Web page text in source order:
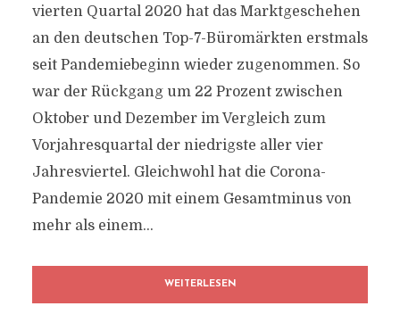
vierten Quartal 2020 hat das Marktgeschehen
an den deutschen Top-7-Büromärkten erstmals
seit Pandemiebeginn wieder zugenommen. So
war der Rückgang um 22 Prozent zwischen
Oktober und Dezember im Vergleich zum
Vorjahresquartal der niedrigste aller vier
Jahresviertel. Gleichwohl hat die Corona-
Pandemie 2020 mit einem Gesamtminus von
mehr als einem...
WEITERLESEN